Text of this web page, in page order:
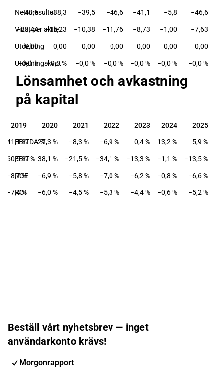
Nettoresultat
−40,6 −38,3 −39,5 −46,6 −41,1 −5,8 −46,6
Vinst per aktie
−23,44 −15,23 −10,38 −11,76 −8,73 −1,00 −7,63
Utdelning
0,00 0,00 0,00 0,00 0,00 0,00 0,00
Utdelningskvot
−0,0 % −0,0 % −0,0 % −0,0 % −0,0 % −0,0 % −0,0 %
Lönsamhet och avkastning
på kapital
2019 2020 2021 2022 2023 2024 2025
2019 2020 2021 2022 2023 2024 2025
EBITDA-%
−41,1 % −27,3 % −8,3 % −6,9 % 0,4 % 13,2 % 5,9 %
EBIT-%
−60,5 % −38,1 % −21,5 % −34,1 % −13,3 % −1,1 % −13,5 %
ROE
−8,7 % −6,9 % −5,8 % −7,0 % −6,2 % −0,8 % −6,6 %
ROI
−7,4 % −6,0 % −4,5 % −5,3 % −4,4 % −0,6 % −5,2 %
Beställ vårt nyhetsbrev — inget
användarkonto krävs!
Morgonrapport